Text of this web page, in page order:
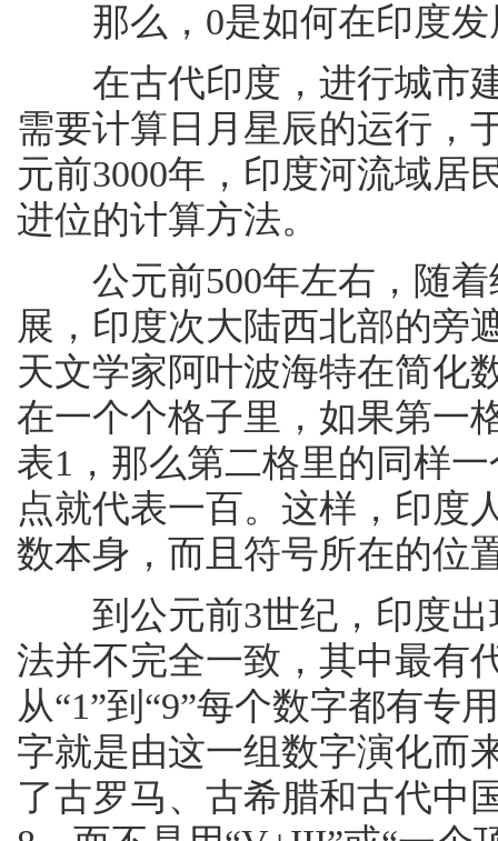
那么，0是如何在印度发
在古代印度，进行城市建
需要计算日月星辰的运行，
元前3000年，印度河流域居
进位的计算方法。
公元前500年左右，随着
展，印度次大陆西北部的旁
天文学家阿叶波海特在简化
在一个个格子里，如果第一
表1，那么第二格里的同样
点就代表一百。这样，印度
数本身，而且符号所在的位
到公元前3世纪，印度出
法并不完全一致，其中最有
从“1”到“9”每个数字都有专
字就是由这一组数字演化而
了古罗马、古希腊和古代中